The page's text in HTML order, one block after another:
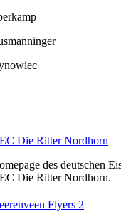
Die Ritter Nordhorn
des deutschen
Die Ritter Nordhorn.
Flyers 2